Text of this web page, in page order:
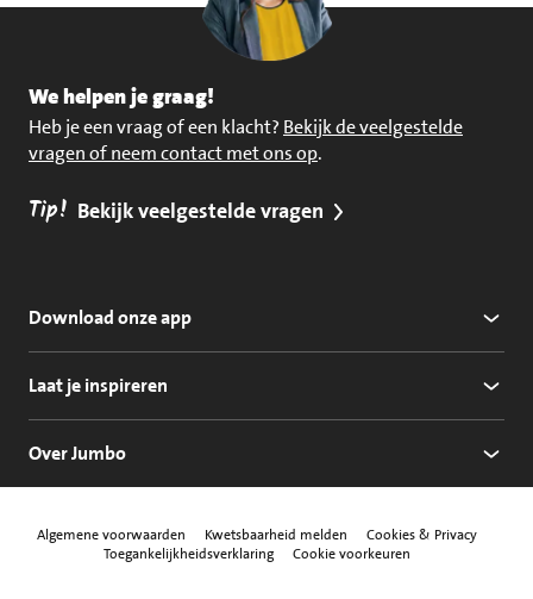
We helpen je graag!
Heb je een vraag of een klacht? Bekijk de veelgestelde
vragen of neem contact met ons op.
Tip! Bekijk veelgestelde vragen
Download onze app
Laat je inspireren
Over Jumbo
Algemene voorwaarden Kwetsbaarheid melden
Cookies & Privacy
Toegankelijkheidsverklaring
Cookie voorkeuren